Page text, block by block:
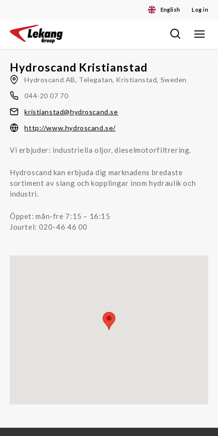
English Log in
Skip
content
Toggle
Hydroscand Kristianstad
Hydroscand AB, Telegatan, Kristianstad, Sweden
044-20 07 70
kristianstad@hydroscand.se
http://www.hydroscand.se/
Vi erbjuder: industriella oljor, dieselmotorfiltrering.
Hydroscand kan erbjuda dig marknadens bredaste
sortiment av slang och kopplingar inom hydraulik och
industri.
Öppet: mån-fre 7:15 – 16:15
Jourtel: 020-46 46 00